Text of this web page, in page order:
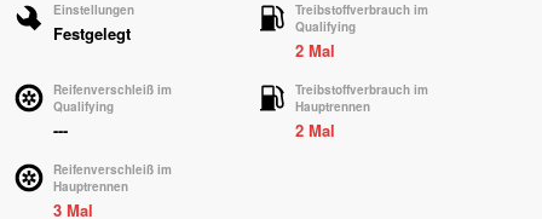
Einstellungen
Festgelegt
Treibstoffverbrauch im
Qualifying
2 Mal
Reifenverschleiß im
Qualifying
---
Treibstoffverbrauch im
Hauptrennen
2 Mal
Reifenverschleiß im
Hauptrennen
3 Mal